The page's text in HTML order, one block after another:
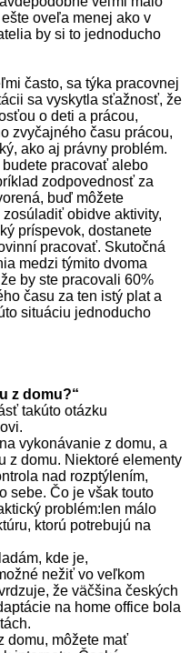
oveľa menej ako v
by si to jednoducho
často, sa týka pracovnej
sa vyskytla sťažnosť, že
o deti a prácou,
zvyčajného času prácou,
ako aj právny problém.
pracovať alebo
zodpovednosť za
buď môžete
obidve aktivity,
príspevok, dostanete
pracovať. Skutočná
medzi týmito dvoma
by ste pracovali 60%
času za ten istý plat a
situáciu jednoducho
z domu?“
takúto otázku
vykonávanie z domu, a
z domu. Niektoré elementy
nad rozptýlením,
sebe. Čo je však touto
problém:len málo
ktorú potrebujú na
kde je,
nežiť vo veľkom
že väčšina českých
na home office bola
domu, môžete mať